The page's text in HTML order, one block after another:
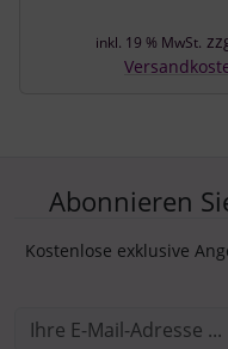
inkl. 19 % MwSt.
Abonnieren
Kostenlose exklusive